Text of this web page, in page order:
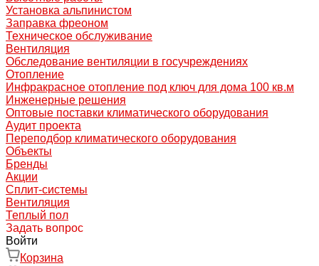
Установка альпинистом
Заправка фреоном
Техническое обслуживание
Вентиляция
Обследование вентиляции в госучреждениях
Отопление
Инфракрасное отопление под ключ для дома 100 кв.м
Инженерные решения
Оптовые поставки климатического оборудования
Аудит проекта
Переподбор климатического оборудования
Объекты
Бренды
Акции
Сплит-системы
Вентиляция
Теплый пол
Задать вопрос
Войти
Корзина